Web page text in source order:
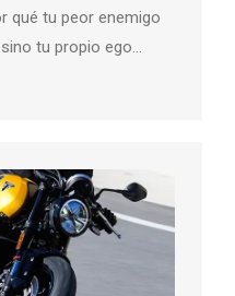
qué tu peor enemigo
tu propio ego…